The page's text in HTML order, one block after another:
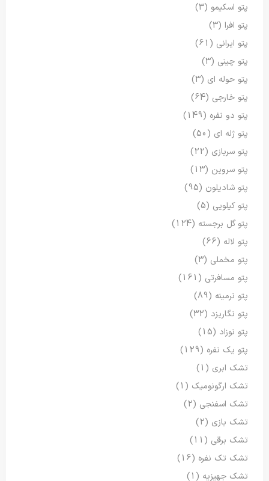
پتو اسکیمو (3)
پتو افرا (3)
پتو ایرانی (61)
پتو چینی (3)
پتو حوله ای (3)
پتو خارجی (64)
پتو دو نفره (149)
پتو ژله ای (50)
پتو سربازی (22)
پتو سروین (13)
پتو شادیلون (95)
پتو کیلویی (5)
پتو گل برجسته (124)
پتو لاله (66)
پتو مخملی (3)
پتو مسافرتی (161)
پتو نرمینه (89)
پتو نگاریزد (32)
پتو نوزاد (15)
پتو یک نفره (129)
تشک ابری (1)
تشک ارگونومیک (1)
تشک اسفنجی (2)
تشک بازی (2)
تشک برقی (11)
تشک تک نفره (16)
تشک جهیزیه (1)